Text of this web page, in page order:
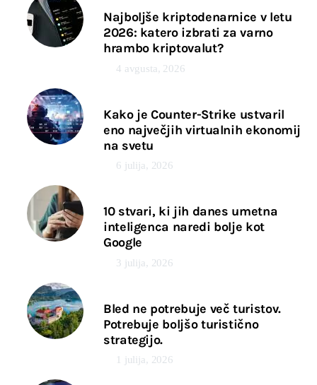
Najboljše kriptodenarnice v letu
2026: katero izbrati za varno
hrambo kriptovalut?
4 avgusta, 2026
Kako je Counter-Strike ustvaril
eno največjih virtualnih ekonomij
na svetu
6 julija, 2026
10 stvari, ki jih danes umetna
inteligenca naredi bolje kot
Google
3 julija, 2026
Bled ne potrebuje več turistov.
Potrebuje boljšo turistično
strategijo.
1 julija, 2026